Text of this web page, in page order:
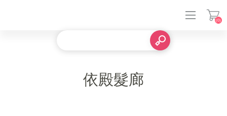
(0)
依殿髮廊